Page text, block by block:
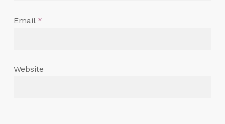
Email *
Website